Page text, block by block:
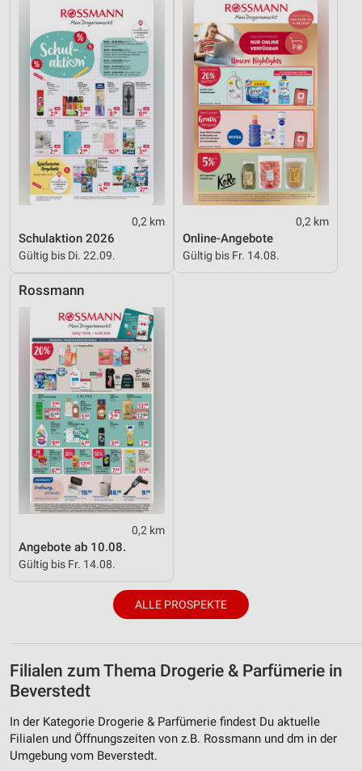
0,2 km
Schulaktion 2026
Gültig bis Di. 22.09.
0,2 km
Online-Angebote
Gültig bis Fr. 14.08.
Rossmann
0,2 km
Angebote ab 10.08.
Gültig bis Fr. 14.08.
ALLE PROSPEKTE
Filialen zum Thema Drogerie & Parfümerie in
Beverstedt
In der Kategorie Drogerie & Parfümerie findest Du aktuelle
Filialen und Öffnungszeiten von z.B. Rossmann und dm in der
Umgebung vom Beverstedt.
Werbung